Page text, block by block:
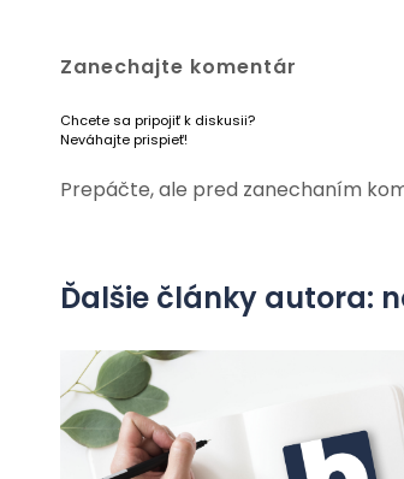
Zanechajte komentár
Chcete sa pripojiť k diskusii?
Neváhajte prispieť!
Prepáčte, ale pred zanechaním
Ďalšie články autora: